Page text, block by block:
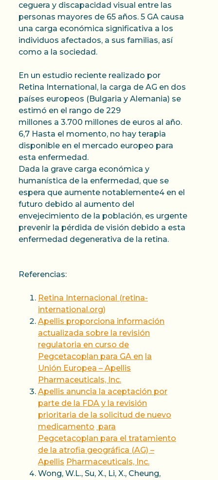
ceguera y discapacidad visual entre las
personas mayores de 65 años. 5 GA causa
una carga económica significativa a los
individuos afectados, a sus familias, así
como a la sociedad.
En un estudio reciente realizado por
Retina International, la carga de AG en dos
países europeos (Bulgaria y Alemania) se
estimó en el rango de 229
millones a 3.700 millones de euros al año.
6,7 Hasta el momento, no hay terapia
disponible en el mercado europeo para
esta enfermedad.
Dada la grave carga económica y
humanística de la enfermedad, que se
espera que aumente notablemente4 en el
futuro debido al aumento del
envejecimiento de la población, es urgente
prevenir la pérdida de visión debido a esta
enfermedad degenerativa de la retina.
Referencias:
Retina Internacional (retina-
international.org)
Apellis proporciona información
actualizada sobre la revisión
regulatoria en curso de
Pegcetacoplan para GA en la
Unión Europea – Apellis
Pharmaceuticals, Inc.
Apellis anuncia la aceptación por
parte de la FDA y la revisión
prioritaria de la solicitud de nuevo
medicamento para
Pegcetacoplan para el tratamiento
de la atrofia geográfica (AG) –
Apellis Pharmaceuticals, Inc.
Wong, W.L., Su, X., Li, X., Cheung,